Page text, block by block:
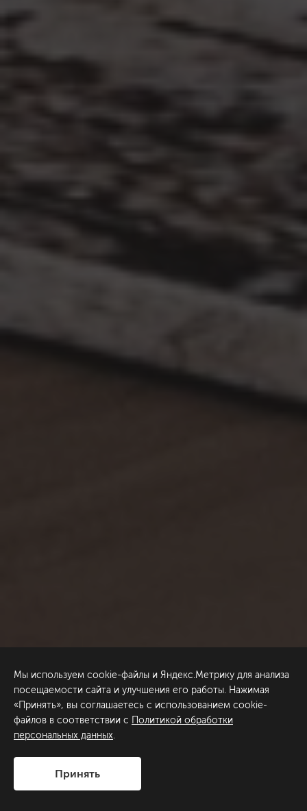
Мы используем cookie-файлы и Яндекс.Метрику для анализа
посещаемости сайта и улучшения его работы. Нажимая
«Принять», вы соглашаетесь с использованием cookie-
файлов в соответствии с Политикой обработки
персональных данных.
Принять